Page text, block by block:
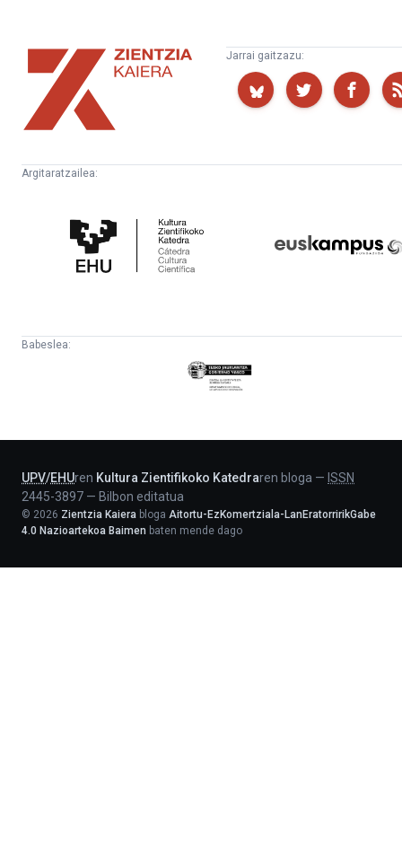
Zientzia
Kaiera
Jarrai gaitzazu:
Argitaratzailea:
Zientifikoko
Katedra
Babeslea:
Eusko
Jaurlaritza
UPV/EHUren Kultura Zientifikoko Katedraren bloga — ISSN
2445-3897 — Bilbon editatua
© 2026 Zientzia Kaiera bloga Aitortu-EzKomertziala-LanEratorririkGabe
4.0 Nazioartekoa Baimen baten mende dago